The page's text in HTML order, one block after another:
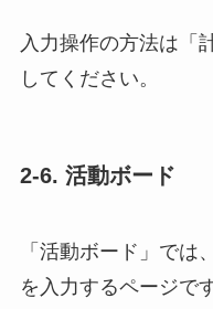
入力操作の方法は「
してください。
2-6. 活動ボード
「活動ボード」では
を入力するページで